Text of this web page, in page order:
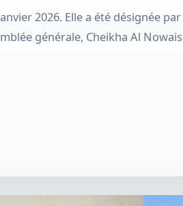
2026. Elle a été désignée
générale, Cheikha Al